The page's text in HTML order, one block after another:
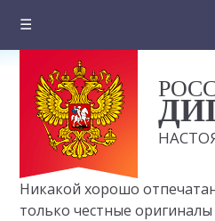
☰
О компании
Цены на документы
Вопросы и ответы
Отзывы клиентов
Никакой хорошо
только честные